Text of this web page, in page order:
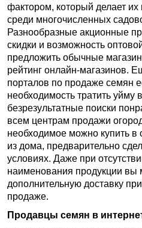
фактором, который делает
среди многочисленных
Разнообразные акционные
скидки и возможность
предложить обычные
рейтинг онлайн-магазинов.
порталов по продаже семян
необходимость тратить уйму
безрезультатные поиски
всем центрам продажи
необходимое можно купить
из дома, предварительно
условиях. Даже при
наименования продукции вы
дополнительную доставку
продаже.
Продавцы семян в